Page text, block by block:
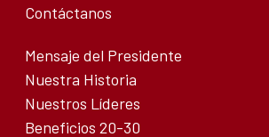
Contáctanos
Mensaje del Presidente
Nuestra Historia
Nuestros Líderes
Beneficios 20-30